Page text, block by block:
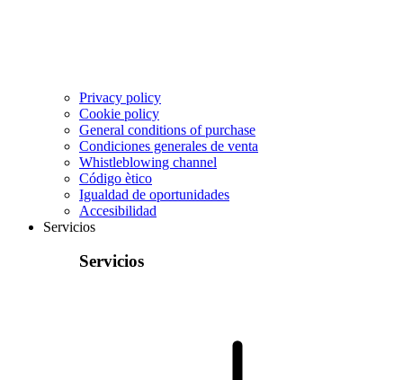
Privacy policy
Cookie policy
General conditions of purchase
Condiciones generales de venta
Whistleblowing channel
Código ètico
Igualdad de oportunidades
Accesibilidad
Servicios
Servicios